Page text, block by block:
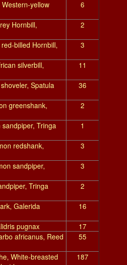
yellow
6
Hornbill,
2
billed Hornbill,
3
silverbill,
11
Spatula
36
greenshank,
2
Tringa
1
redshank,
3
sandpiper,
3
Tringa
2
Galerida
16
pugnax
17
africanus, Reed
55
White-breasted
187